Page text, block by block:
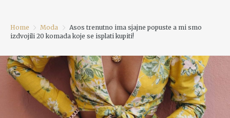
Home Moda
Asos trenutno ima sjajne popuste a mi smo
izdvojili 20 komada koje se isplati kupiti!